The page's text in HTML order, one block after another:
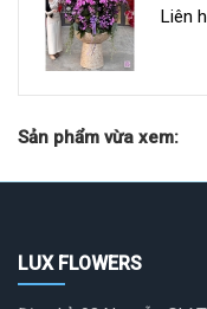
Liên
Sản phẩm vừa xem:
LUX FLOWERS